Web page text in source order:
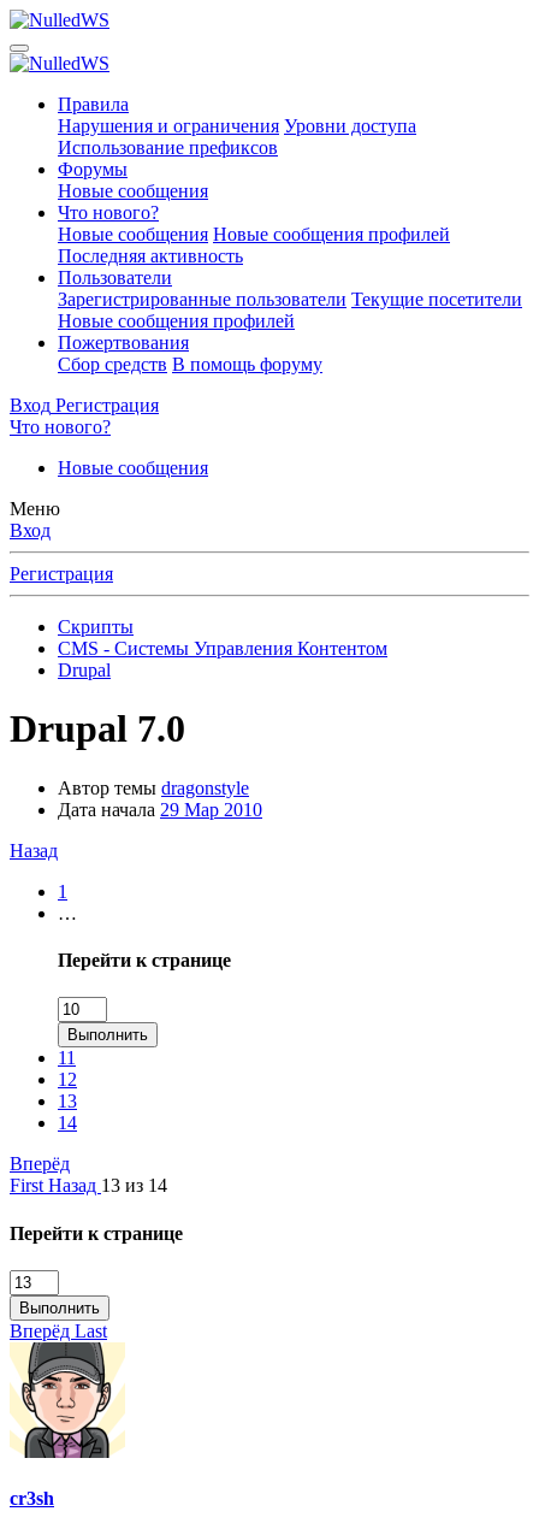
Правила
Нарушения и ограничения Уровни доступа
Использование префиксов
Форумы
Новые сообщения
Что нового?
Новые сообщения Новые сообщения профилей
Последняя активность
Пользователи
Зарегистрированные пользователи Текущие посетители
Новые сообщения профилей
Пожертвования
Сбор средств В помощь форуму
Вход Регистрация
Что нового?
Новые сообщения
Меню
Вход
Регистрация
Скрипты
CMS - Системы Управления Контентом
Drupal
Drupal 7.0
Автор темы dragonstyle
Дата начала 29 Мар 2010
Назад
1
…
Перейти к странице
Выполнить
11
12
13
14
Вперёд
First Назад 13 из 14
Перейти к странице
Выполнить
Вперёд Last
cr3sh